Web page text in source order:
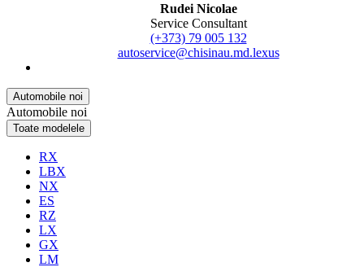
Rudei Nicolae
Service Consultant
(+373) 79 005 132
autoservice@chisinau.md.lexus
Automobile noi
Automobile noi
Toate modelele
RX
LBX
NX
ES
RZ
LX
GX
LM